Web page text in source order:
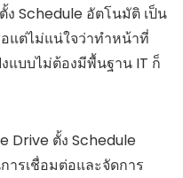
ง Schedule อัตโนมัติ เป็น
แต่ไม่แน่ใจว่าทำหน้าที่
แบบไม่ต้องมีพื้นฐาน IT ก็
Drive ตั้ง Schedule
ารเชื่อมต่อและจัดการ